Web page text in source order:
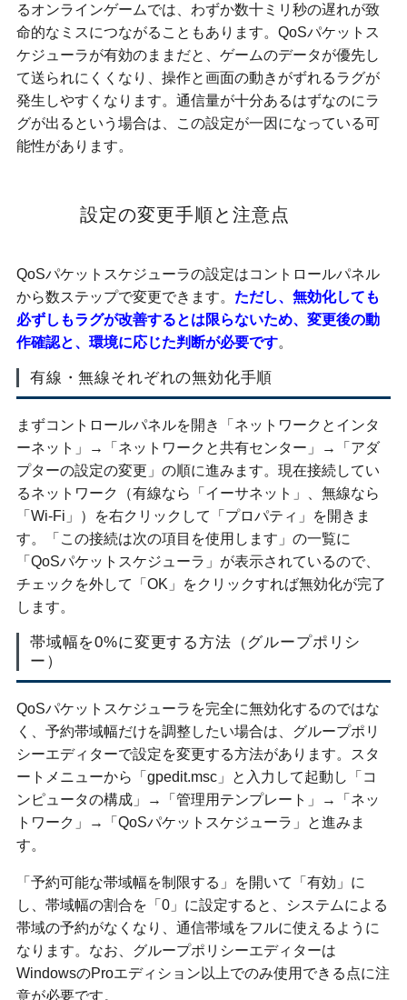
るオンラインゲームでは、わずか数十ミリ秒の遅れが致
命的なミスにつながることもあります。QoSパケットス
ケジューラが有効のままだと、ゲームのデータが優先し
て送られにくくなり、操作と画面の動きがずれるラグが
発生しやすくなります。通信量が十分あるはずなのにラ
グが出るという場合は、この設定が一因になっている可
能性があります。
設定の変更手順と注意点
QoSパケットスケジューラの設定はコントロールパネル
から数ステップで変更できます。 ただし、無効化しても
必ずしもラグが改善するとは限らないため、変更後の動
作確認と、環境に応じた判断が必要です。
有線・無線それぞれの無効化手順
まずコントロールパネルを開き「ネットワークとインタ
ーネット」→「ネットワークと共有センター」→「アダ
プターの設定の変更」の順に進みます。現在接続してい
るネットワーク（有線なら「イーサネット」、無線なら
「Wi-Fi」）を右クリックして「プロパティ」を開きま
す。「この接続は次の項目を使用します」の一覧に
「QoSパケットスケジューラ」が表示されているので、
チェックを外して「OK」をクリックすれば無効化が完了
します。
帯域幅を0%に変更する方法（グループポリシ
ー）
QoSパケットスケジューラを完全に無効化するのではな
く、予約帯域幅だけを調整したい場合は、グループポリ
シーエディターで設定を変更する方法があります。スタ
ートメニューから「gpedit.msc」と入力して起動し「コ
ンピュータの構成」→「管理用テンプレート」→「ネッ
トワーク」→「QoSパケットスケジューラ」と進みま
す。
「予約可能な帯域幅を制限する」を開いて「有効」に
し、帯域幅の割合を「0」に設定すると、システムによる
帯域の予約がなくなり、通信帯域をフルに使えるように
なります。なお、グループポリシーエディターは
WindowsのProエディション以上でのみ使用できる点に注
意が必要です。